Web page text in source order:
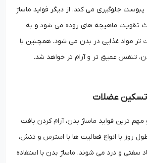
جلوگیری می کند. از دیگر فواید ماساژ
ماهیچه های روده می شود و به
غذایی در بدن می شود. همچنین با
تنفس عمیق تر و آرام تر خواهد شد.
عضلات
فواید ماساژ بدن، آرام کردن بافت
با انواع فعالیت ها با استرس و تنش،
و درد می شوند. ماساژ بدن با استفاده